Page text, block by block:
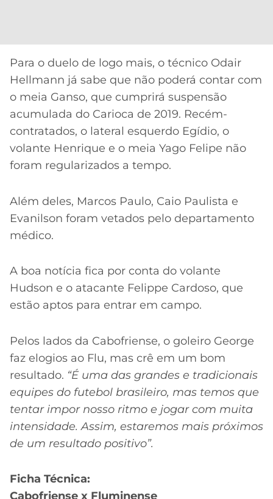
Para o duelo de logo mais, o técnico Odair
Hellmann já sabe que não poderá contar com
o meia Ganso, que cumprirá suspensão
acumulada do Carioca de 2019. Recém-
contratados, o lateral esquerdo Egídio, o
volante Henrique e o meia Yago Felipe não
foram regularizados a tempo.
Além deles, Marcos Paulo, Caio Paulista e
Evanilson foram vetados pelo departamento
médico.
A boa notícia fica por conta do volante
Hudson e o atacante Felippe Cardoso, que
estão aptos para entrar em campo.
Pelos lados da Cabofriense, o goleiro George
faz elogios ao Flu, mas crê em um bom
resultado. “É uma das grandes e tradicionais
equipes do futebol brasileiro, mas temos que
tentar impor nosso ritmo e jogar com muita
intensidade. Assim, estaremos mais próximos
de um resultado positivo”.
Ficha Técnica:
Cabofriense x Fluminense